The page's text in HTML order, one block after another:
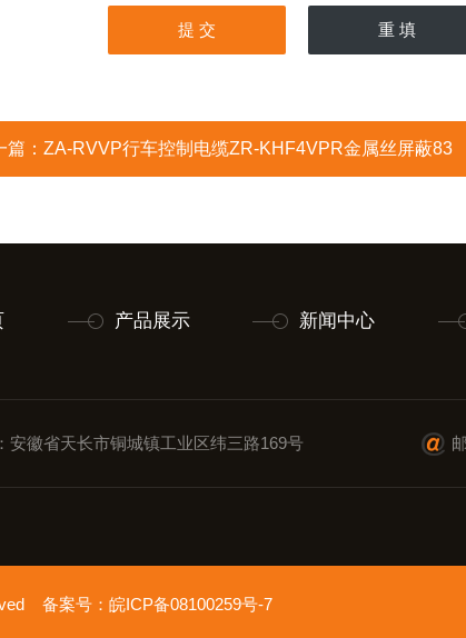
篇： ZA-RVVP行车控制电缆ZR-KHF4VPR金属丝屏蔽83
产品展示 新闻中心
安徽省天长市铜城镇工业区纬三路169号
备案号： 皖ICP备08100259号-7